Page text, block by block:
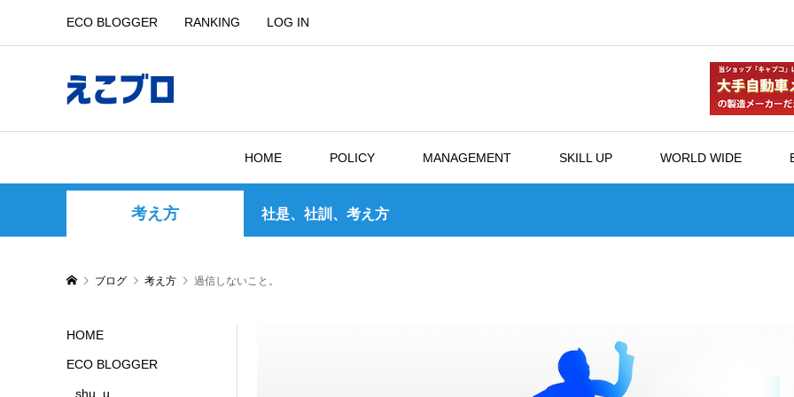
ECO BLOGGER RANKING LOG IN
HOME POLICY MANAGEMENT SKILL UP WORLD WIDE
考え方 社是、社訓、考え方
ブログ 考え方 過信しないこと。
HOME
ECO BLOGGER
shu_u